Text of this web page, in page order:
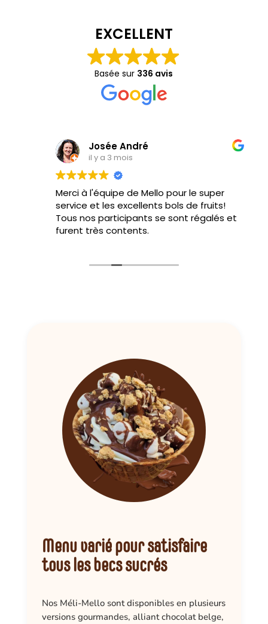
EXCELLENT
Basée sur 336 avis
Josée André
il y a 3 mois
Merci à l'équipe de Mello pour le super
service et les excellents bols de fruits!
Tous nos participants se sont régalés et
furent très contents.
Menu varié pour satisfaire
tous les becs sucrés
Nos Méli-Mello sont disponibles en plusieurs
versions gourmandes, alliant chocolat belge,